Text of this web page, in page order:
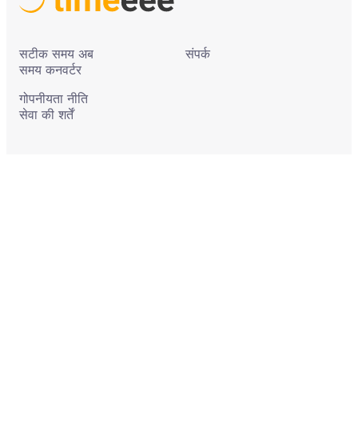
सटीक समय अब
समय कनवर्टर
संपर्क
गोपनीयता नीति
सेवा की शर्तें